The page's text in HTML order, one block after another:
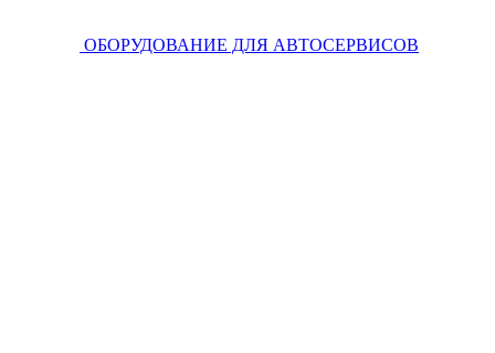
ОБОРУДОВАНИЕ ДЛЯ АВТОСЕРВИСОВ